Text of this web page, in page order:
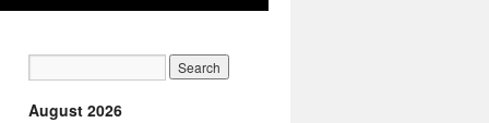
August 2026